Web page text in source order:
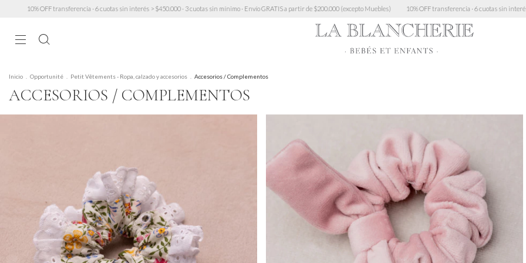
· 6 cuotas sin interés > $450.000 · 3 cuotas sin mínimo · Envío GRATIS a partir de $200.000 (excepto Muebles) 10% OFF transferencia · 6 cuotas sin interés > $450.000 · 3 cuotas sin
Inicio Opportunité Petit Vêtements - Ropa, calzado y accesorios Accesorios / Complementos
ACCESORIOS / COMPLEMENTOS